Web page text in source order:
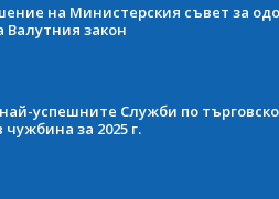
на Министерския съвет за
закон
успешните Служби по
за 2025 г.